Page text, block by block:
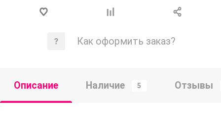
Как оформить заказ?
Описание Наличие 5 Отзывы